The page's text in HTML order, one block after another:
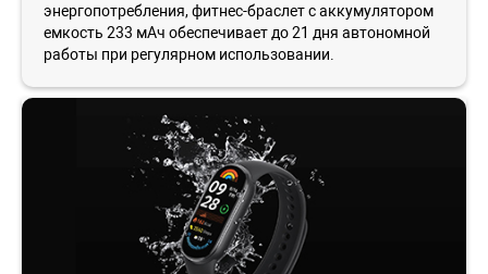
энергопотребления, фитнес-браслет с аккумулятором
емкость 233 мАч обеспечивает до 21 дня автономной
работы при регулярном использовании.